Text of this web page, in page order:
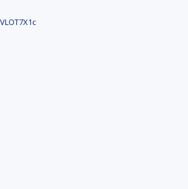
VLOT7X1c